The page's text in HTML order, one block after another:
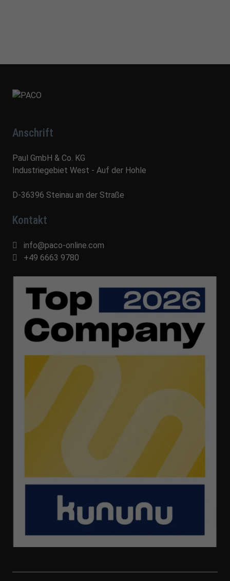
Anschrift
Paul GmbH & Co. KG
Industriegebiet West - Auf der Hohle
D-36396 Steinau an der Straße
Kontakt
info@paco-online.com
+49 6663 9780